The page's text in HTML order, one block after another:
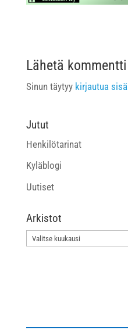
Lähetä kommentti
Sinun täytyy kirjautua
Jutut
Henkilötarinat
Kyläblogi
Uutiset
Arkistot
Arkistot